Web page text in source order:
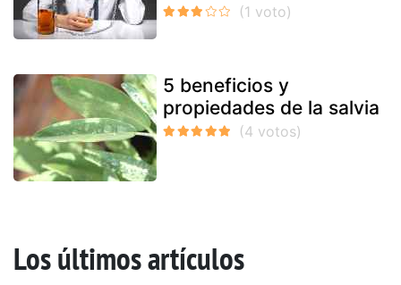
5 beneficios y
propiedades de la salvia
Los últimos artículos